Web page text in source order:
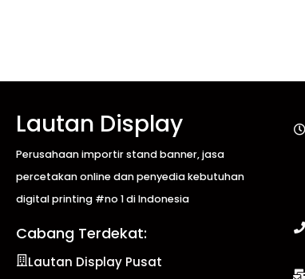
Lautan Display
Perusahaan importir stand banner, jasa
percetakan online dan penyedia kebutuhan
digital printing #no 1 di Indonesia
Cabang Terdekat:
Lautan Display Pusat